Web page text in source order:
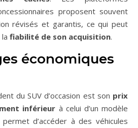
proposent souvent
révisés et garantis, ce qui peut
fiabilité de son acquisition.
économiques
du SUV d’occasion est son prix
inférieur à celui d’un modèle
d’accéder à des véhicules